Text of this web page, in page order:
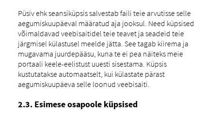
Püsiv ehk seansiküpsis salvestab faili teie arvutisse selle
aegumiskuupäeval määratud aja jooksul. Need küpsised
võimaldavad veebisaitidel teie teavet ja seadeid teie
järgmisel külastusel meelde jätta. See tagab kiirema ja
mugavama juurdepääsu, kuna te ei pea näiteks meie
portaali keele-eelistust uuesti sisestama. Küpsis
kustutatakse automaatselt, kui külastate pärast
aegumiskuupäeva selle loonud veebisaiti.
2.3. Esimese osapoole küpsised